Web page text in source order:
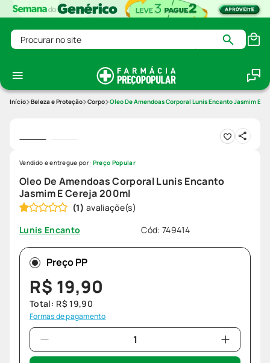
Procurar no site
Beleza e Proteção Corpo Oleo De Amendoas Corporal Lunis Encanto Jasmim E
Oleo De Amendoas Corporal Lunis Encanto
Jasmim E Cereja 200ml
(1)
Lunis Encanto
Cód: 749414
Vendido e entregue por: Preço Popular
Preço PP
R$ 19,90
Total: R$ 19,90
Formas de pagamento